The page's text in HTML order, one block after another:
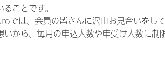
ることです。
では、会員の皆さんに沢山お見合いをし
いから、毎月の申込人数や申受け人数に制